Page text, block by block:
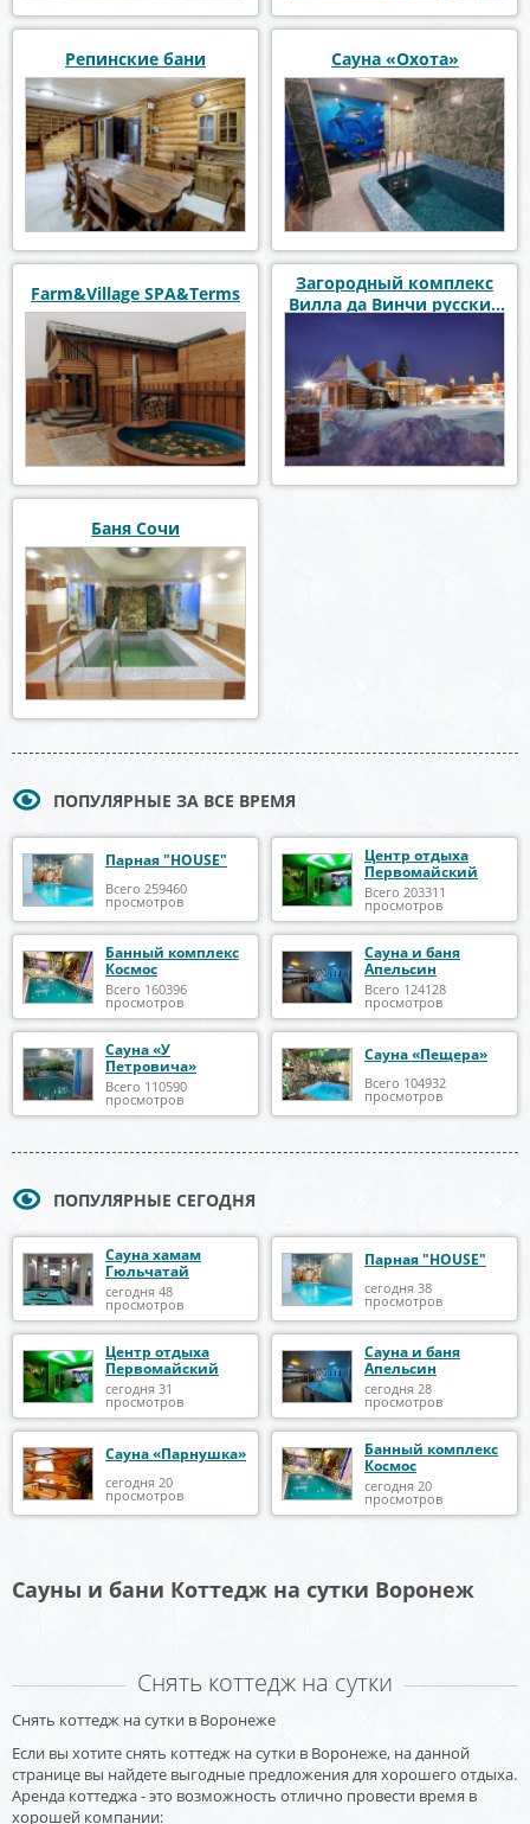
Репинские бани Сауна «Охота»
Farm&Village SPA&Terms
Загородный комплекс
Вилла да Винчи русские
Баня Сочи
ПОПУЛЯРНЫЕ ЗА ВСЕ ВРЕМЯ
Парная "HOUSE"
Всего 259460
просмотров
Центр отдыха
Первомайский
Всего 203311
просмотров
Банный комплекс
Космос
Всего 160396
просмотров
Сауна и баня
Апельсин
Всего 124128
просмотров
Сауна «У
Петровича»
Всего 110590
просмотров
Сауна «Пещера»
Всего 104932
просмотров
ПОПУЛЯРНЫЕ СЕГОДНЯ
Сауна хамам
Гюльчатай
сегодня 48
просмотров
Парная "HOUSE"
сегодня 38
просмотров
Центр отдыха
Первомайский
сегодня 31
просмотров
Сауна и баня
Апельсин
сегодня 28
просмотров
Сауна «Парнушка»
сегодня 20
просмотров
Банный комплекс
Космос
сегодня 20
просмотров
Сауны и бани Коттедж на сутки Воронеж
Снять коттедж на сутки
Снять коттедж на сутки в Воронеже
Если вы хотите снять коттедж на сутки в Воронеже, на данной
странице вы найдете выгодные предложения для хорошего отдыха.
Аренда коттеджа - это возможность отлично провести время в
хорошей компании: